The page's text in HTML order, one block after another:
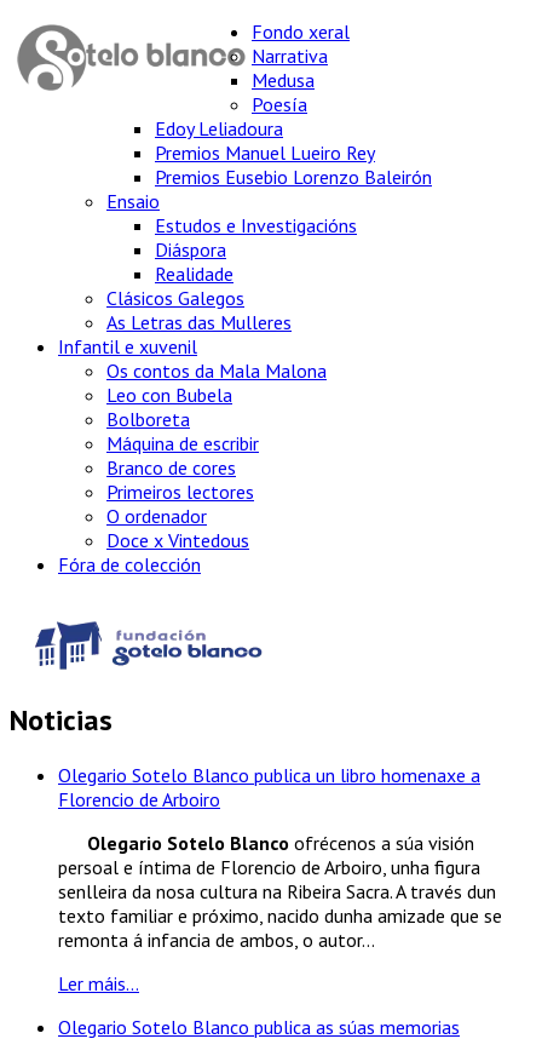
Fondo xeral
Narrativa
Medusa
Poesía
Edoy Leliadoura
Premios Manuel Lueiro Rey
Premios Eusebio Lorenzo Baleirón
Ensaio
Estudos e Investigacións
Diáspora
Realidade
Clásicos Galegos
As Letras das Mulleres
Infantil e xuvenil
Os contos da Mala Malona
Leo con Bubela
Bolboreta
Máquina de escribir
Branco de cores
Primeiros lectores
O ordenador
Doce x Vintedous
Fóra de colección
Noticias
Olegario Sotelo Blanco publica un libro homenaxe a
Florencio de Arboiro
Olegario Sotelo Blanco ofrécenos a súa visión
persoal e íntima de Florencio de Arboiro, unha figura
senlleira da nosa cultura na Ribeira Sacra. A través dun
texto familiar e próximo, nacido dunha amizade que se
remonta á infancia de ambos, o autor...
Ler máis...
Olegario Sotelo Blanco publica as súas memorias